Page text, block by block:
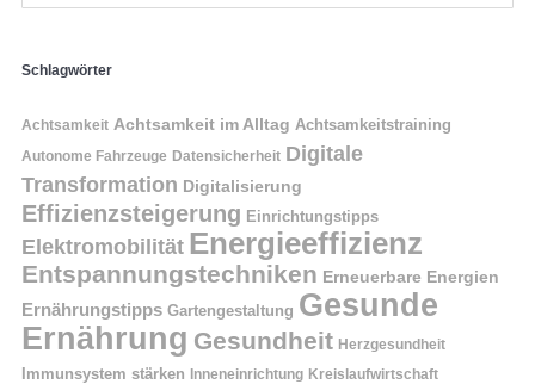
Schlagwörter
Achtsamkeit Achtsamkeit im Alltag Achtsamkeitstraining
Autonome Fahrzeuge Datensicherheit Digitale
Transformation Digitalisierung
Effizienzsteigerung Einrichtungstipps
Elektromobilität Energieeffizienz
Entspannungstechniken Erneuerbare Energien
Ernährungstipps Gartengestaltung Gesunde
Ernährung Gesundheit Herzgesundheit
Immunsystem stärken Inneneinrichtung Kreislaufwirtschaft